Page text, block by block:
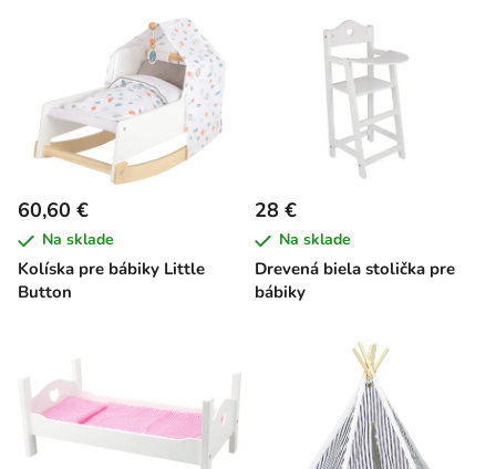
Kolíska pre bábiky Little
Button
60,60 €
Na sklade
Drevená biela stolička pre
bábiky
28 €
Na sklade